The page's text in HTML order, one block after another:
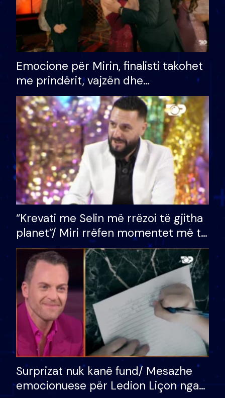
Emocione për Mirin, finalisti takohet
me prindërit, vajzën dhe
bashkëshorten: S’kemi ndonjë letër
divorci apo jo?
“Krevati me Selin më rrëzoi të gjitha
planet”/ Miri rrëfen momentet më të
bukura në shtëpinë e BB VIP: Do më
mungojë zilja e mëngjesit kur…
Surprizat nuk kanë fund/ Mesazhe
emocionuese për Ledion Liçon nga